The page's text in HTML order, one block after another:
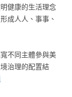
健康的生活理念
成人人、事事、
不同主體參與美
治理的配置結